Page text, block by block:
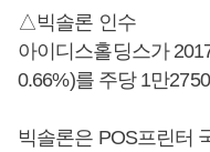
△빅솔론 인수
아이디스홀딩스가
0.66%)를 주당 1만
빅솔론은 POS프린터